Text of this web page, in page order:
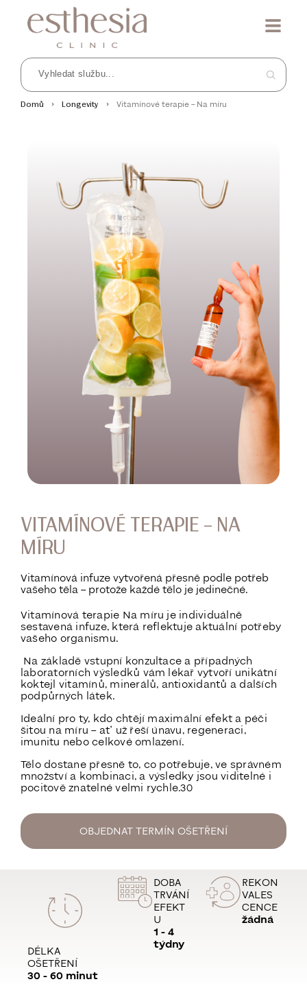
Domů Longevity Vitamínové terapie – Na míru
VITAMÍNOVÉ TERAPIE – NA
MÍRU
Vitamínová infuze vytvořená přesně podle potřeb
vašeho těla – protože každé tělo je jedinečné.
Vitamínová terapie Na míru je individuálně
sestavená infuze, která reflektuje aktuální potřeby
vašeho organismu.
Na základě vstupní konzultace a případných
laboratorních výsledků vám lékař vytvoří unikátní
koktejl vitamínů, minerálů, antioxidantů a dalších
podpůrných látek.
Ideální pro ty, kdo chtějí maximální efekt a péči
šitou na míru –ať už řeší únavu, regeneraci,
imunitu nebo celkové omlazení.
Tělo dostane přesně to, co potřebuje, ve správném
množství a kombinaci, a výsledky jsou viditelné i
pocitově znatelné velmi rychle.30
OBJEDNAT TERMÍN OŠETŘENÍ
DÉLKA
OŠETŘENÍ
30 - 60 minut
DOBA
TRVÁNÍ
EFEKT
U
1 - 4
týdny
REKON
VALES
CENCE
žádná